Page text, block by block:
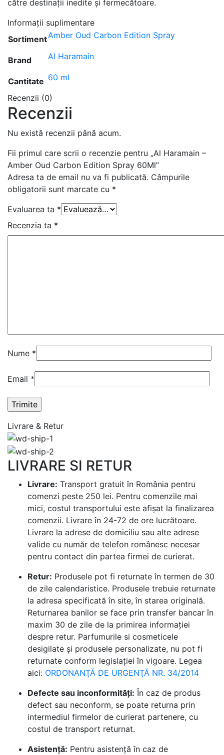
către destinații inedite și fermecătoare.
Informații suplimentare
SortimentAmber Oud Carbon Edition Spray
Brand Al Haramain
Cantitate 60 ml
Recenzii (0)
Recenzii
Nu există recenzii până acum.
Fii primul care scrii o recenzie pentru „Al Haramain –
Amber Oud Carbon Edition Spray 60Ml”
Adresa ta de email nu va fi publicată. Câmpurile
obligatorii sunt marcate cu *
Evaluarea ta *
Recenzia ta *
Nume *
Email *
Livrare & Retur
LIVRARE SI RETUR
Livrare: Transport gratuit în România pentru
comenzi peste 250 lei. Pentru comenzile mai
mici, costul transportului este afișat la finalizarea
comenzii. Livrare în 24-72 de ore lucrătoare.
Livrare la adrese de domiciliu sau alte adrese
valide cu număr de telefon românesc necesar
pentru contact din partea firmei de curierat.
Retur: Produsele pot fi returnate în termen de 30
de zile calendaristice. Produsele trebuie returnate
la adresa specificată în site, în starea originală.
Returnarea banilor se face prin transfer bancar în
maxim 30 de zile de la primirea informației
despre retur. Parfumurile si cosmeticele
desigilate și produsele personalizate, nu pot fi
returnate conform legislației în vigoare. Legea
aici: ORDONANŢĂ DE URGENŢĂ NR. 34/2014
Defecte sau inconformități: În caz de produs
defect sau neconform, se poate returna prin
intermediul firmelor de curierat partenere, cu
costul de transport returnat.
Asistență: Pentru asistență în caz de